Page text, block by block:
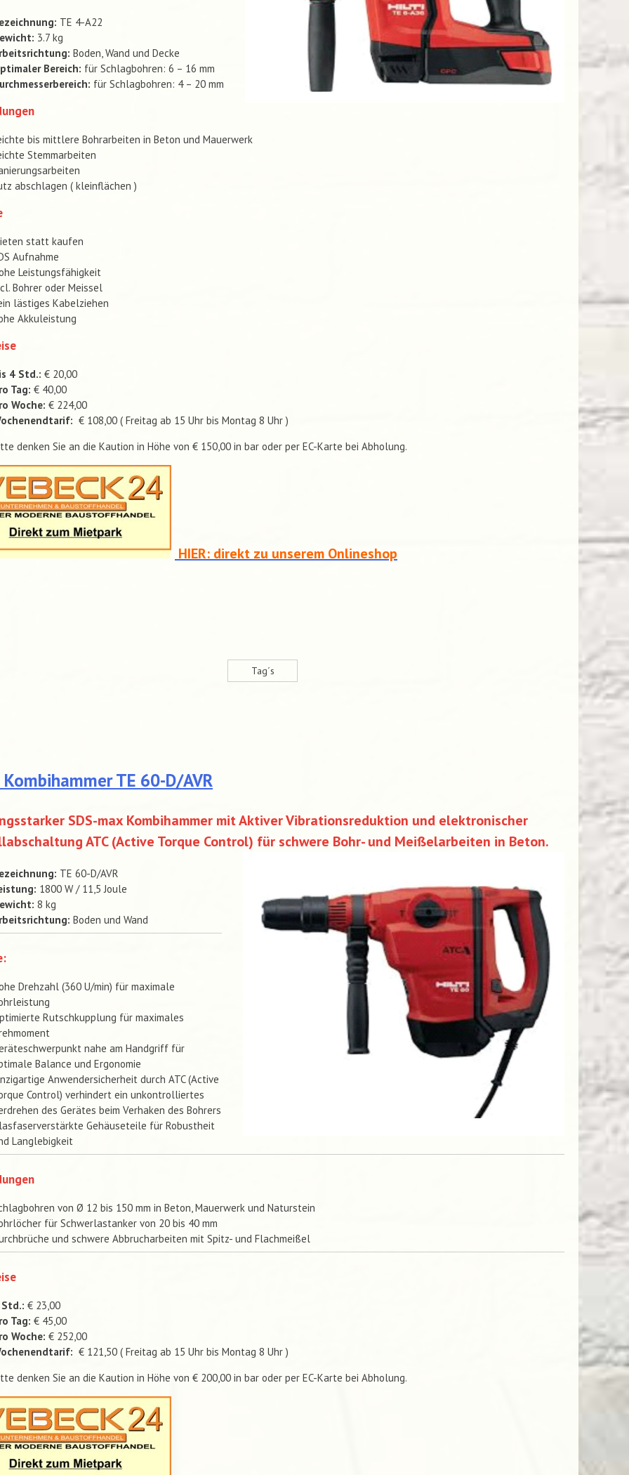
TE 4-A22
3.7 kg
Boden, Wand und Decke
Bereich: für Schlagbohren: 6 – 16 mm
für Schlagbohren: 4 – 20 mm
bis mittlere Bohrarbeiten in Beton und Mauerwerk
Stemmarbeiten
abschlagen ( kleinflächen )
statt kaufen
Aufnahme
Leistungsfähigkeit
Bohrer oder Meissel
lästiges Kabelziehen
Akkuleistung
4 Std.: € 20,00
Tag: € 40,00
Woche: € 224,00
€ 108,00 ( Freitag ab 15 Uhr bis Montag 8 Uhr )
denken Sie an die Kaution in Höhe von € 150,00 in bar oder per EC-Karte bei Abholung.
HIER: direkt zu unserem Onlineshop
Tag´s
TE 60-D/AVR
SDS-max Kombihammer mit Aktiver Vibrationsreduktion und elektronischer
ATC (Active Torque Control) für schwere Bohr- und Meißelarbeiten in Beton.
TE 60-D/AVR
1800 W / 11,5 Joule
8 kg
Boden und Wand
Drehzahl (360 U/min) für maximale
Rutschkupplung für maximales
nahe am Handgriff für
Balance und Ergonomie
Anwendersicherheit durch ATC (Active
Control) verhindert ein unkontrolliertes
des Gerätes beim Verhaken des Bohrers
Gehäuseteile für Robustheit
Langlebigkeit
von Ø 12 bis 150 mm in Beton, Mauerwerk und Naturstein
für Schwerlastanker von 20 bis 40 mm
und schwere Abbrucharbeiten mit Spitz- und Flachmeißel
€ 23,00
Tag: € 45,00
Woche: € 252,00
€ 121,50 ( Freitag ab 15 Uhr bis Montag 8 Uhr )
denken Sie an die Kaution in Höhe von € 200,00 in bar oder per EC-Karte bei Abholung.